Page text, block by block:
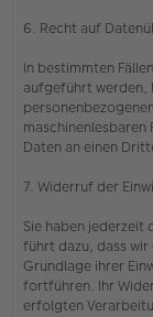
6. Recht auf
In bestimmten
aufgeführt werden,
Daten an einen
7. Widerruf der
Sie haben jederzeit
führt dazu, dass
Grundlage ihrer
fortführen. Ihr
erfolgten